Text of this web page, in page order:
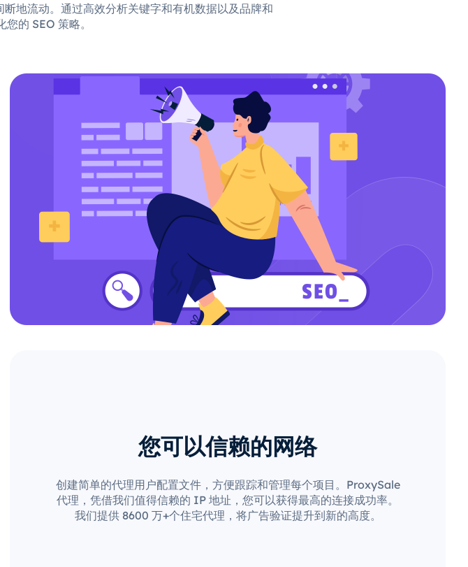
地流动。通过高效分析关键字和有机数据以及品牌和
的 SEO 策略。
您可以信赖的网络
创建简单的代理用户配置文件，方便跟踪和管理每个项目。ProxySale
代理，凭借我们值得信赖的 IP 地址，您可以获得最高的连接成功率。
我们提供 8600 万+个住宅代理，将广告验证提升到新的高度。